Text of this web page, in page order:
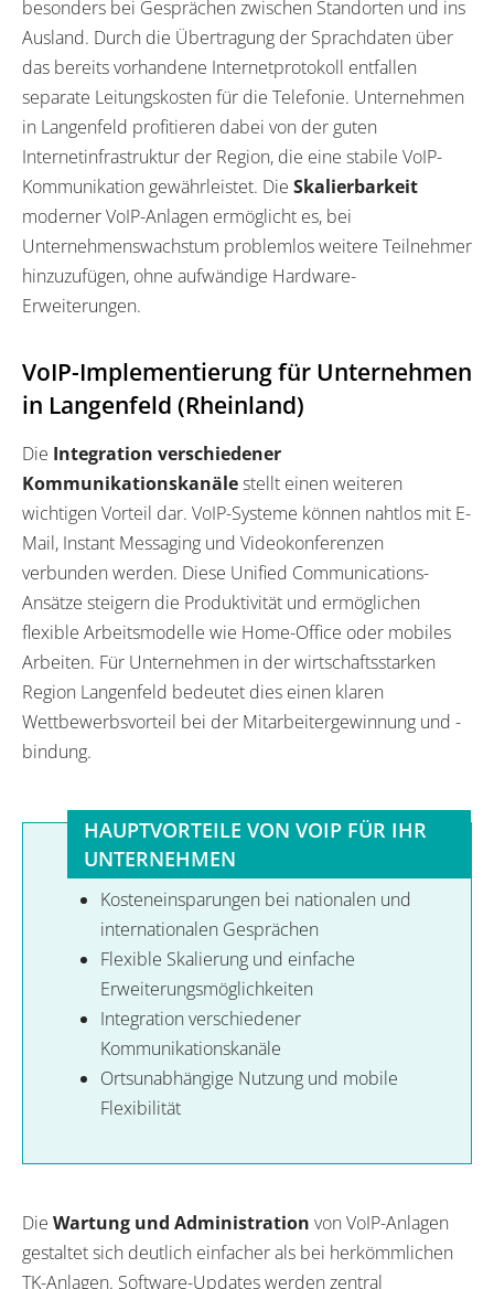
besonders bei Gesprächen zwischen Standorten und ins
Ausland. Durch die Übertragung der Sprachdaten über
das bereits vorhandene Internetprotokoll entfallen
separate Leitungskosten für die Telefonie. Unternehmen
in Langenfeld profitieren dabei von der guten
Internetinfrastruktur der Region, die eine stabile VoIP-
Kommunikation gewährleistet. Die Skalierbarkeit
moderner VoIP-Anlagen ermöglicht es, bei
Unternehmenswachstum problemlos weitere Teilnehmer
hinzuzufügen, ohne aufwändige Hardware-
Erweiterungen.
VoIP-Implementierung für Unternehmen
in Langenfeld (Rheinland)
Die Integration verschiedener
Kommunikationskanälestellt einen weiteren
wichtigen Vorteil dar. VoIP-Systeme können nahtlos mit E-
Mail, Instant Messaging und Videokonferenzen
verbunden werden. Diese Unified Communications-
Ansätze steigern die Produktivität und ermöglichen
flexible Arbeitsmodelle wie Home-Office oder mobiles
Arbeiten. Für Unternehmen in der wirtschaftsstarken
Region Langenfeld bedeutet dies einen klaren
Wettbewerbsvorteil bei der Mitarbeitergewinnung und -
bindung.
HAUPTVORTEILE VON VOIP FÜR IHR
UNTERNEHMEN
Kosteneinsparungen bei nationalen und
internationalen Gesprächen
Flexible Skalierung und einfache
Erweiterungsmöglichkeiten
Integration verschiedener
Kommunikationskanäle
Ortsunabhängige Nutzung und mobile
Flexibilität
Die Wartung und Administration von VoIP-Anlagen
gestaltet sich deutlich einfacher als bei herkömmlichen
TK-Anlagen. Software-Updates werden zentral